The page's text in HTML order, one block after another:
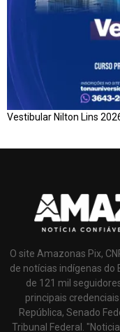
Vestibular Nilton Lins
O site Amazonas Pix,
de notícias indígenas do
de 121 mil
principais
República, Senado
Tribunal Federal.